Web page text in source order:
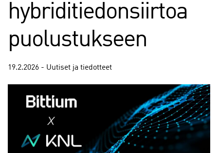
hybriditiedonsiirtoa
puolustukseen
19.2.2026 - Uutiset ja tiedotteet